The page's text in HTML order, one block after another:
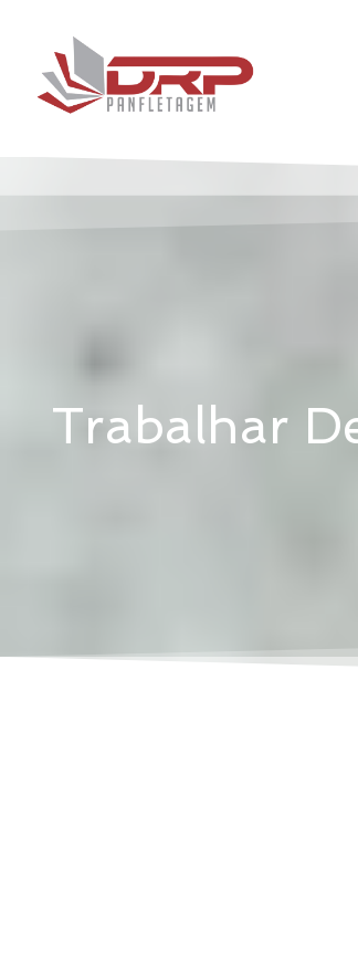
Trabalhar